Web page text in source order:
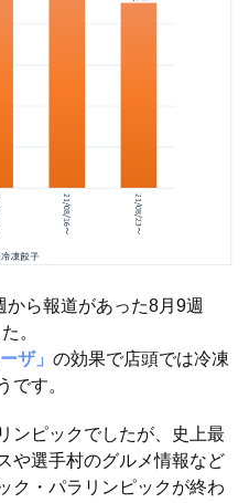
ら報道があった8月9週
。
ザ」 の効果で店頭では冷凍
です。
ンピックでしたが、史上最
や選手村のグルメ情報など
ク・パラリンピックが終わ